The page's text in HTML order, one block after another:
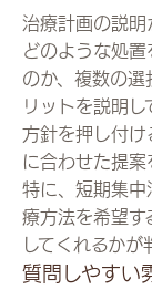
治療計画の説明
どのような処
のか、複数の
リットを説明
方針を押し付
に合わせた提案
特に、短期集
療方法を希望
してくれるかが
質問しやすい